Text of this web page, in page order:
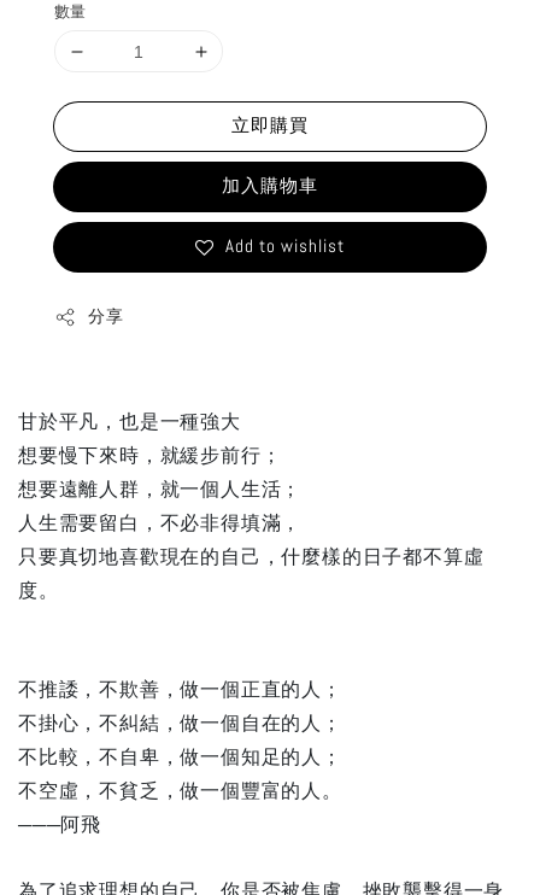
數量
立即購買
加入購物車
Add to wishlist
分享
甘於平凡，也是一種強大
想要慢下來時，就緩步前行；
想要遠離人群，就一個人生活；
人生需要留白，不必非得填滿，
只要真切地喜歡現在的自己，什麼樣的日子都不算虛
度。
不推諉，不欺善，做一個正直的人；
不掛心，不糾結，做一個自在的人；
不比較，不自卑，做一個知足的人；
不空虛，不貧乏，做一個豐富的人。
───阿飛